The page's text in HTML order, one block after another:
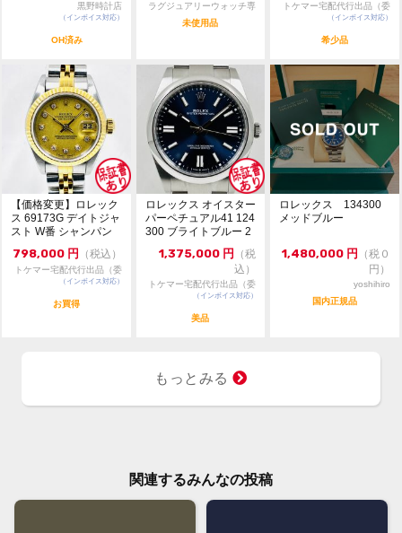
・価格交渉は希望金額をご提示ください。
・専用出品、取置不可。先着順販売。
黒野時計店
（インボイス対応）
OH済み
ラグジュアリーウォッチ専
門店：R/M
未使用品
トケマー宅配代行出品（委
託販売）
（インボイス対応）
希少品
【価格変更】ロレック
ス 69173G デイトジャ
スト W番 シャンパン
798,000 円 （税込）
トケマー宅配代行出品（委
託販売）
（インボイス対応）
お買得
ロレックス オイスター
パーペチュアル41 124
300 ブライトブルー 2
1,375,000 円 （税
込）
トケマー宅配代行出品（委
託販売）
（インボイス対応）
美品
ロレックス 134300
メッドブルー
1,480,000 円 （税０
円）
yoshihiro
国内正規品
もっとみる
関連するみんなの投稿